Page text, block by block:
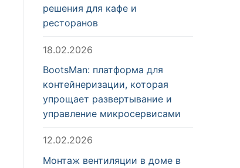
решения для кафе и
ресторанов
18.02.2026
BootsMan: платформа для
контейнеризации, которая
упрощает развертывание и
управление микросервисами
12.02.2026
Монтаж вентиляции в доме в